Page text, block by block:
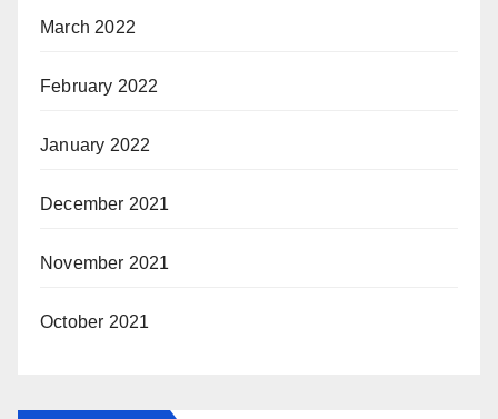
March 2022
February 2022
January 2022
December 2021
November 2021
October 2021